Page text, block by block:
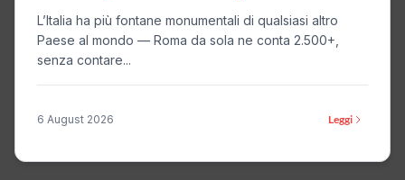
L’Italia ha più fontane monumentali di qualsiasi altro
Paese al mondo — Roma da sola ne conta 2.500+,
senza contare...
6 August 2026 Leggi